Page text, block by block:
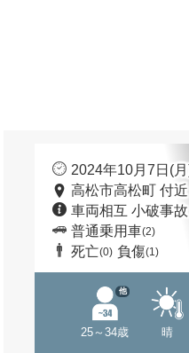
2024年10月7日(
高松市高松町 付近
車両相互 小破事故
普通乗用車(2)
死亡(0) 負傷(1)
25～34歳
他
晴